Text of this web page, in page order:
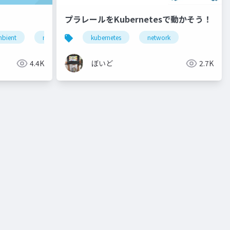
softwaremdash infuluxdb grafana
4.4K
プラレールをKubernetesで動かそう！
kubernetes network
ぼいど 2.7K